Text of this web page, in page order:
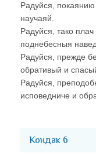
Радуйся, покаянию
научаяй.
Радуйся, тако
поднебесныя
Радуйся, прежде
обративый и
Радуйся,
исповедниче и
Кондак 6